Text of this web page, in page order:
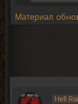
Материал
Hell